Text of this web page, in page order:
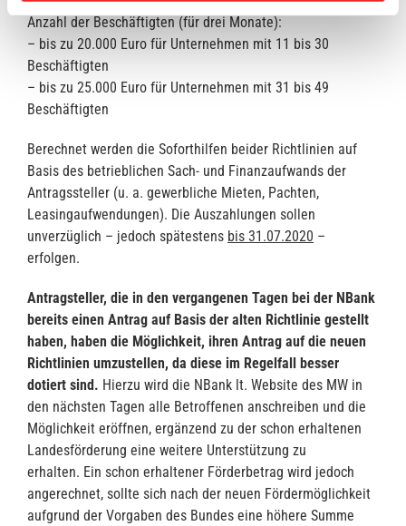
Anzahl der Beschäftigten (für drei Monate):
– bis zu 20.000 Euro für Unternehmen mit 11 bis 30
Beschäftigten
– bis zu 25.000 Euro für Unternehmen mit 31 bis 49
Beschäftigten
Berechnet werden die Soforthilfen beider Richtlinien auf
Basis des betrieblichen Sach- und Finanzaufwands der
Antragssteller (u. a. gewerbliche Mieten, Pachten,
Leasingaufwendungen). Die Auszahlungen sollen
unverzüglich – jedoch spätestens bis 31.07.2020 –
erfolgen.
Antragsteller, die in den vergangenen Tagen bei der NBank
bereits einen Antrag auf Basis der alten Richtlinie gestellt
haben, haben die Möglichkeit, ihren Antrag auf die neuen
Richtlinien umzustellen, da diese im Regelfall besser
dotiert sind. Hierzu wird die NBank lt. Website des MW in
den nächsten Tagen alle Betroffenen anschreiben und die
Möglichkeit eröffnen, ergänzend zu der schon erhaltenen
Landesförderung eine weitere Unterstützung zu
erhalten. Ein schon erhaltener Förderbetrag wird jedoch
angerechnet, sollte sich nach der neuen Fördermöglichkeit
aufgrund der Vorgaben des Bundes eine höhere Summe